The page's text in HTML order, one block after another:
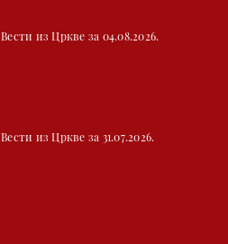
Вести из Цркве за 04.08.2026.
Вести из Цркве за 31.07.2026.